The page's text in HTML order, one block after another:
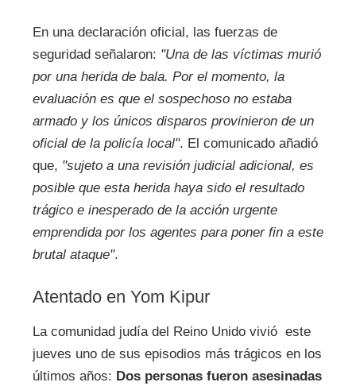
En una declaración oficial, las fuerzas de
seguridad señalaron: "Una de las víctimas murió
por una herida de bala. Por el momento, la
evaluación es que el sospechoso no estaba
armado y los únicos disparos provinieron de un
oficial de la policía local". El comunicado añadió
que, "sujeto a una revisión judicial adicional, es
posible que esta herida haya sido el resultado
trágico e inesperado de la acción urgente
emprendida por los agentes para poner fin a este
brutal ataque".
Atentado en Yom Kipur
La comunidad judía del Reino Unido vivió este
jueves uno de sus episodios más trágicos en los
últimos años: Dos personas fueron asesinadas